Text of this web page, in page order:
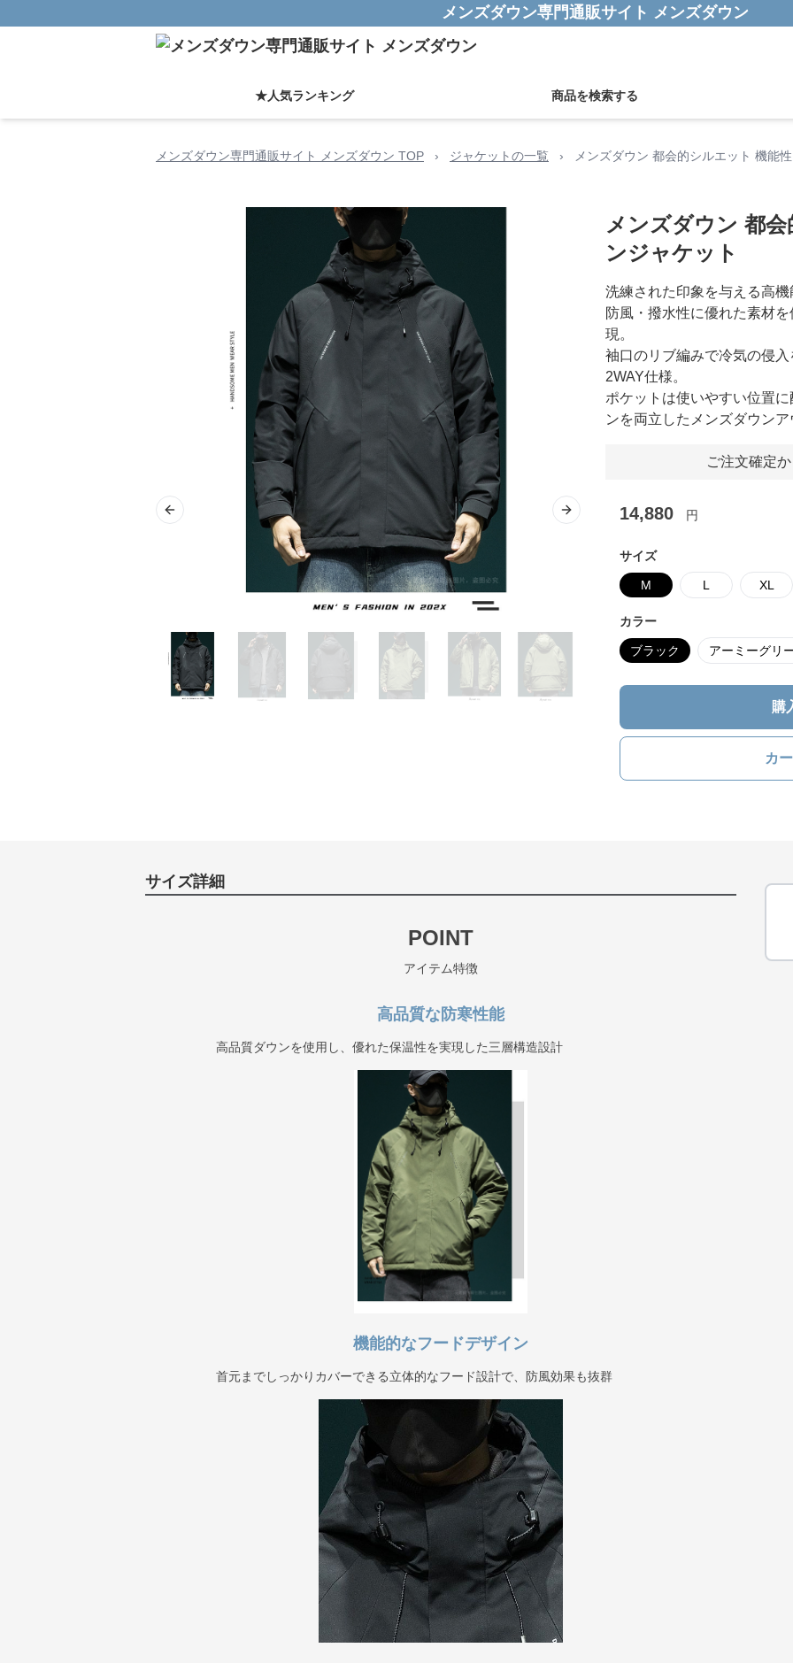
メンズダウン専門通販サイト メンズダウン
★人気ランキング 商品を検索する
メンズダウン専門通販サイト メンズダウン TOP › ジャケットの一覧 › メンズダウン 都会的シルエット 機能
Previous slide Next slide
メンズダウン 都
ンジャケット
洗練された印象を与える高機
防風・撥水性に優れた素材
現。
袖口のリブ編みで冷気の侵
2WAY仕様。
ポケットは使いやすい位置
ンを両立したメンズダウンア
ご注文確定
14,880 円
サイズ
M L XL
カラー
ブラック アーミーグリ
購
カ
サイズ詳細
POINT
アイテム特徴
高品質な防寒性能
高品質ダウンを使用し、優れた保温性を実現した三層構造設計
機能的なフードデザイン
首元までしっかりカバーできる立体的なフード設計で、防風効果も抜群